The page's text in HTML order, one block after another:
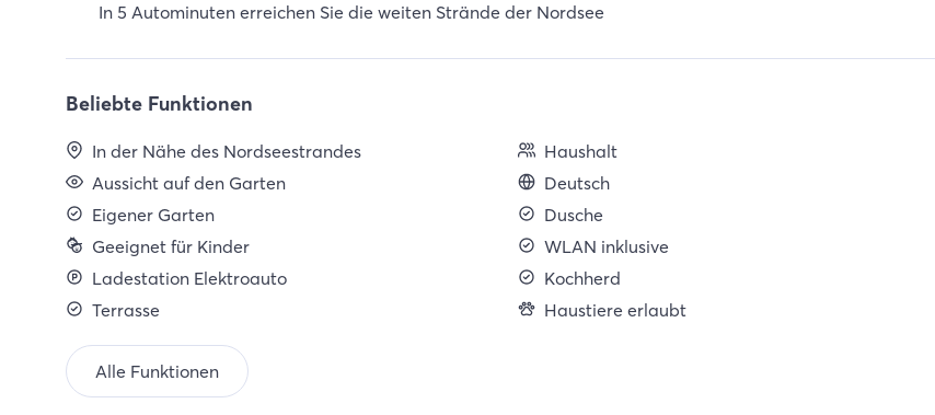
In 5 Autominuten erreichen Sie die weiten Strände der Nordsee
Beliebte Funktionen
In der Nähe des Nordseestrandes
Aussicht auf den Garten
Eigener Garten
Geeignet für Kinder
Ladestation Elektroauto
Terrasse
Haushalt
Deutsch
Dusche
WLAN inklusive
Kochherd
Haustiere erlaubt
Alle Funktionen